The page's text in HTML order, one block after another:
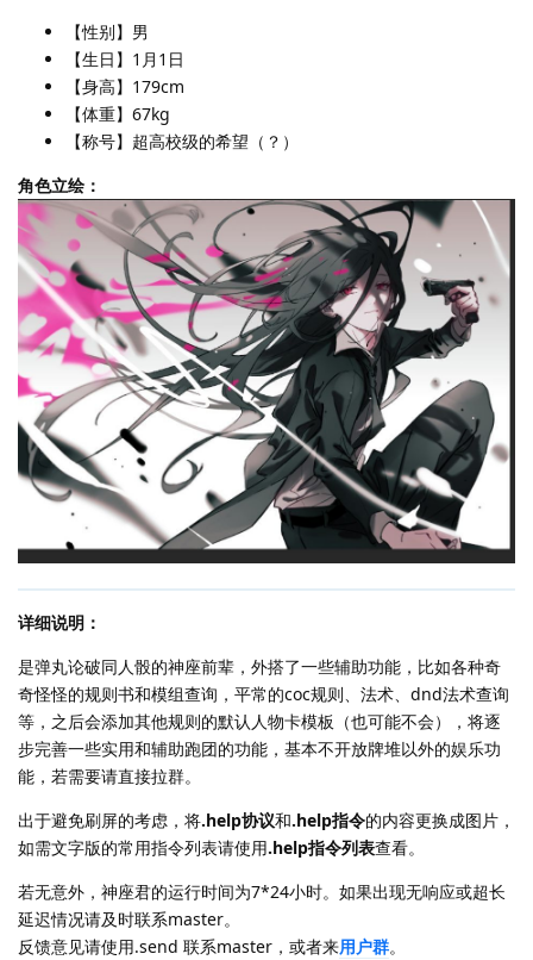
【性别】男
【生日】1月1日
【身高】179cm
【体重】67kg
【称号】超高校级的希望（？）
角色立绘：
详细说明：
是弹丸论破同人骰的神座前辈，外搭了一些辅助功能，比如各种奇
奇怪怪的规则书和模组查询，平常的coc规则、法术、dnd法术查询
等，之后会添加其他规则的默认人物卡模板（也可能不会），将逐
步完善一些实用和辅助跑团的功能，基本不开放牌堆以外的娱乐功
能，若需要请直接拉群。
出于避免刷屏的考虑，将.help协议和.help指令的内容更换成图片，
如需文字版的常用指令列表请使用.help指令列表查看。
若无意外，神座君的运行时间为7*24小时。如果出现无响应或超长
延迟情况请及时联系master。
反馈意见请使用.send 联系master，或者来用户群。